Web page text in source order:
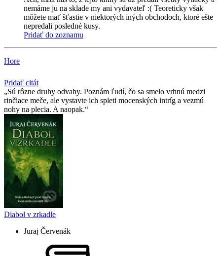
nemáme ju na sklade my ani vydavateľ :( Teoreticky však
môžete mať šťastie v niektorých iných obchodoch, ktoré ešte
nepredali posledné kusy.
Pridať do zoznamu
Hore
Pridať citát
Sú rôzne druhy odvahy. Poznám ľudí, čo sa smelo vrhnú medzi
rinčiace meče, ale vystavte ich spleti mocenských intríg a vezmú
nohy na plecia. A naopak.
Diabol v zrkadle
Juraj Červenák